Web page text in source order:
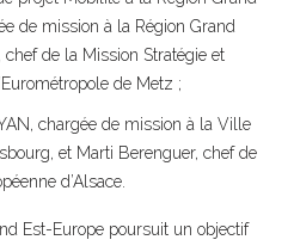
de mission à la Région Grand
chef de la Mission Stratégie et
de Metz ;
chargée de mission à la Ville
et Marti Berenguer, chef de
d’Alsace.
Est-Europe poursuit un objectif